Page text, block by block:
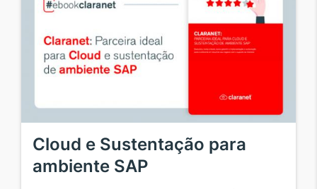
Cloud e Sustentação para
ambiente SAP